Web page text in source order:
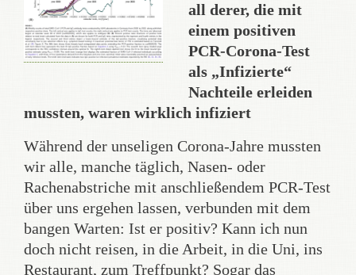
all derer, die mit
einem positiven
PCR-Corona-Test
als „Infizierte“
Nachteile erleiden
mussten, waren wirklich infiziert
Während der unseligen Corona-Jahre mussten
wir alle, manche täglich, Nasen- oder
Rachenabstriche mit anschließendem PCR-Test
über uns ergehen lassen, verbunden mit dem
bangen Warten: Ist er positiv? Kann ich nun
doch nicht reisen, in die Arbeit, in die Uni, ins
Restaurant, zum Treffpunkt? Sogar das